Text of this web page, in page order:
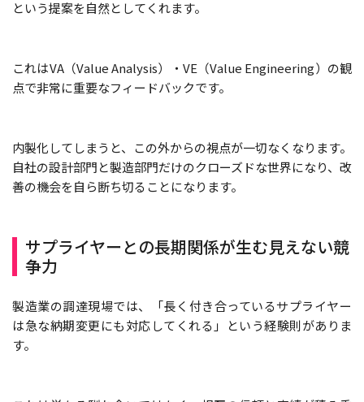
という提案を自然としてくれます。
これはVA（Value Analysis）・VE（Value Engineering）の観
点で非常に重要なフィードバックです。
内製化してしまうと、この外からの視点が一切なくなります。
自社の設計部門と製造部門だけのクローズドな世界になり、改
善の機会を自ら断ち切ることになります。
サプライヤーとの長期関係が生む見えない競
争力
製造業の調達現場では、「長く付き合っているサプライヤー
は急な納期変更にも対応してくれる」という経験則がありま
す。